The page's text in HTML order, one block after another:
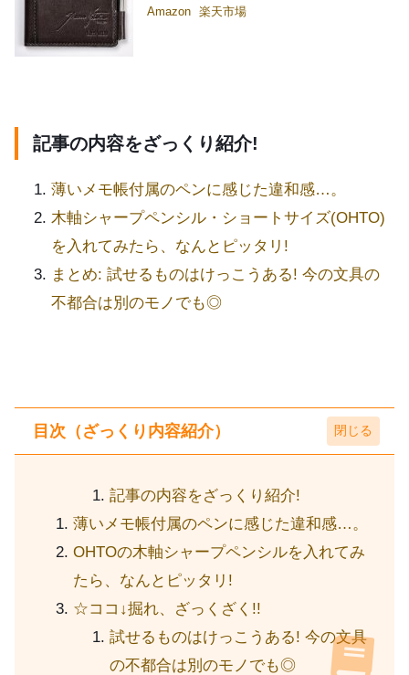
Amazon 楽天市場
記事の内容をざっくり紹介!
薄いメモ帳付属のペンに感じた違和感…。
木軸シャープペンシル・ショートサイズ(OHTO)
を入れてみたら、なんとピッタリ!
まとめ: 試せるものはけっこうある! 今の文具の
不都合は別のモノでも◎
目次（ざっくり内容紹介）
記事の内容をざっくり紹介!
薄いメモ帳付属のペンに感じた違和感…。
OHTOの木軸シャープペンシルを入れてみ
たら、なんとピッタリ!
☆ココ↓掘れ、ざっくざく!!
試せるものはけっこうある! 今の文具
の不都合は別のモノでも◎